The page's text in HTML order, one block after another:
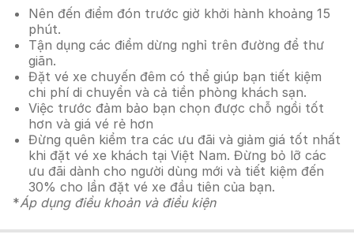
Nên đến điểm đón trước giờ khởi hành khoảng 15
phút.
Tận dụng các điểm dừng nghỉ trên đường để thư
giãn.
Đặt vé xe chuyến đêm có thể giúp bạn tiết kiệm
chi phí di chuyển và cả tiền phòng khách sạn.
Việc trước đảm bảo bạn chọn được chỗ ngồi tốt
hơn và giá vé rẻ hơn
Đừng quên kiểm tra các ưu đãi và giảm giá tốt nhất
khi đặt vé xe khách tại Việt Nam. Đừng bỏ lỡ các
ưu đãi dành cho người dùng mới và tiết kiệm đến
30% cho lần đặt vé xe đầu tiên của bạn.
*Áp dụng điều khoản và điều kiện